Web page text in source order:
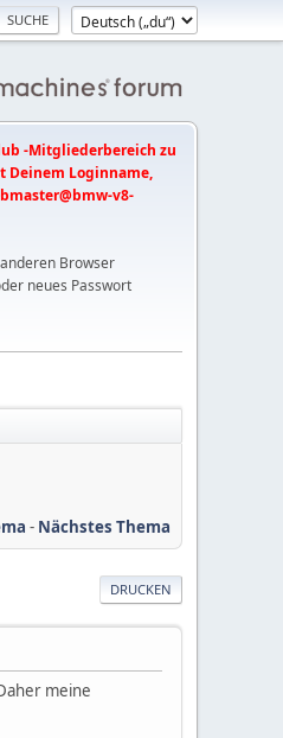
-Mitgliederbereich zu
Deinem Loginname,
v8-
Browser
neues Passwort
- Nächstes Thema
DRUCKEN
meine